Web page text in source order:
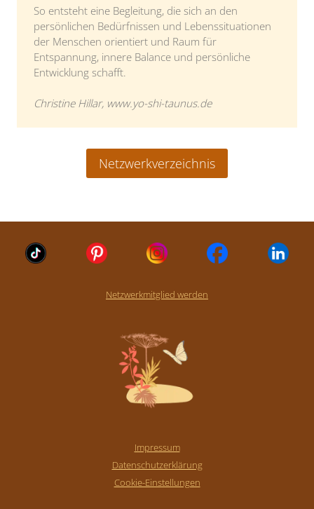
So entsteht eine Begleitung, die sich an den
persönlichen Bedürfnissen und Lebenssituationen
der Menschen orientiert und Raum für
Entspannung, innere Balance und persönliche
Entwicklung schafft.
Christine Hillar, www.yo-shi-taunus.de
Netzwerkverzeichnis
Netzwerkmitglied werden
Impressum
Datenschutzerklärung
Cookie-Einstellungen